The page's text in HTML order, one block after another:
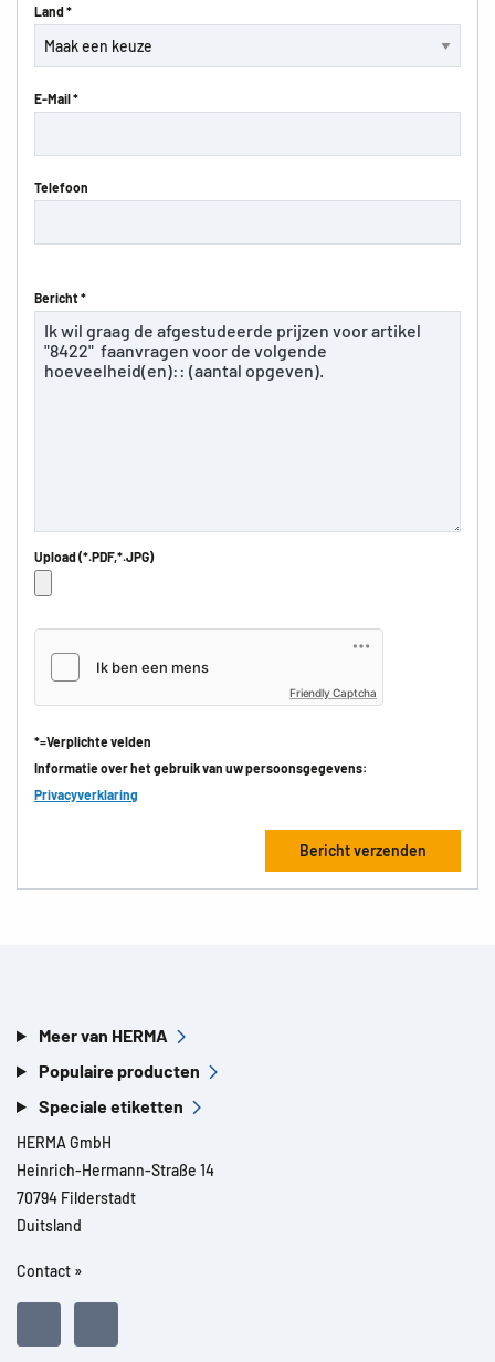
Land *
E-Mail *
Telefoon
Bericht *
Upload (*.PDF,*.JPG)
Friendly Captcha
*=Verplichte velden
Informatie over het gebruik van uw persoonsgegevens:
Privacyverklaring
Meer van HERMA
Populaire producten
Speciale etiketten
HERMA GmbH
Heinrich-Hermann-Straße 14
70794 Filderstadt
Duitsland
Contact »